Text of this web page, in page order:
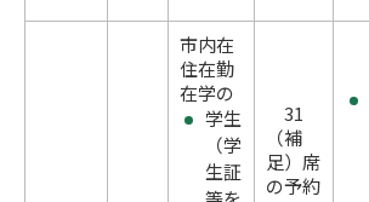
市内在
住在勤
在学の
学生
（学
生証
31
（補
足）席
の予約